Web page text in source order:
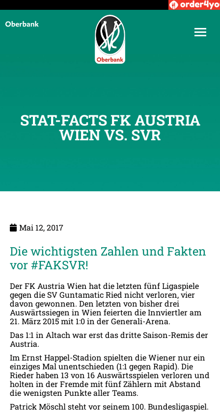
STAT-FACTS FK AUSTRIA
WIEN VS. SVR
Mai 12, 2017
Die wichtigsten Zahlen und Fakten
vor #FAKSVR!
Der FK Austria Wien hat die letzten fünf Ligaspiele
gegen die SV Guntamatic Ried nicht verloren, vier
davon gewonnen. Den letzten von bisher drei
Auswärtssiegen in Wien feierten die Innviertler am
21. März 2015 mit 1:0 in der Generali-Arena.
Das 1:1 in Altach war erst das dritte Saison-Remis der
Austria.
Im Ernst Happel-Stadion spielten die Wiener nur ein
einziges Mal unentschieden (1:1 gegen Rapid). Die
Rieder haben 13 von 16 Auswärtsspielen verloren und
holten in der Fremde mit fünf Zählern mit Abstand
die wenigsten Punkte aller Teams.
Patrick Möschl steht vor seinem 100. Bundesligaspiel.